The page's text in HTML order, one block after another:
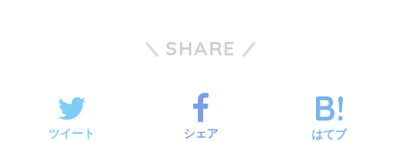
SHARE
ツイート シェア はてブ